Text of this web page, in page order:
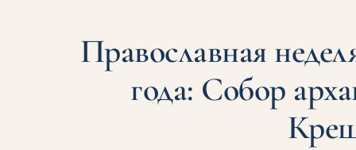
Православная
года: Собор